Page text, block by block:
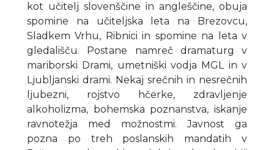
kot učitelj slovenščine in angleščine, obuja
spomine na učiteljska leta na Brezovcu,
Sladkem Vrhu, Ribnici in spomine na leta v
gledališču. Postane namreč dramaturg v
mariborski Drami, umetniški vodja MGL in v
Ljubljanski drami. Nekaj srečnih in nesrečnih
ljubezni, rojstvo hčerke, zdravljenje
alkoholizma, bohemska poznanstva, iskanje
ravnotežja med možnostmi. Javnost ga
pozna po treh poslanskih mandatih v